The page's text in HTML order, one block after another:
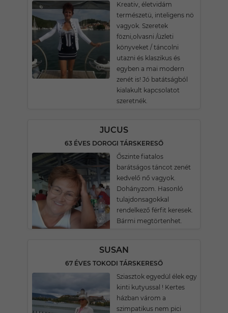
Kreativ, életvidám
természetü, inteligens nö
vagyok. Szeretek
fözni,olvasni /üzleti
könyveket / táncolni
utazni és klaszikus és
egyben a mai modern
zenét is! Jó batátságból
kialakult kapcsolatot
szeretnék.
JUCUS
63 ÉVES DOROGI TÁRSKERESŐ
Őszinte fiatalos
barátságos táncot zenét
kedvelő nő vagyok.
Dohányzom. Hasonló
tulajdonsagokkal
rendelkező férfit keresek.
Bármi megtörtenhet.
SUSAN
67 ÉVES TOKODI TÁRSKERESŐ
Sziasztok egyedül élek egy
kinti kutyussal ! Kertes
házban várom a
szimpatikus nem pici